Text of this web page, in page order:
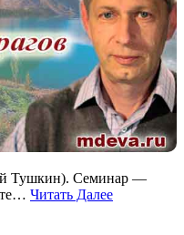
Тушкин). Семинар —
Читать Далее